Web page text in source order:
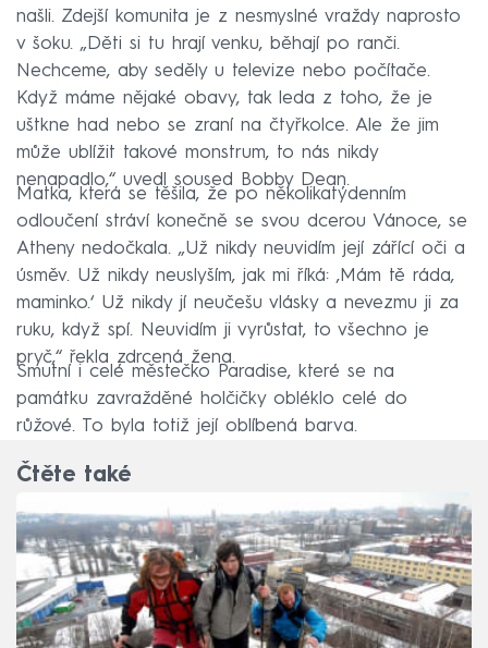
našli. Zdejší komunita je z nesmyslné vraždy naprosto
v šoku. „Děti si tu hrají venku, běhají po ranči.
Nechceme, aby seděly u televize nebo počítače.
Když máme nějaké obavy, tak leda z toho, že je
uštkne had nebo se zraní na čtyřkolce. Ale že jim
může ublížit takové monstrum, to nás nikdy
nenapadlo,“ uvedl soused Bobby Dean.
Matka, která se těšila, že po několikatýdenním
odloučení stráví konečně se svou dcerou Vánoce, se
Atheny nedočkala. „Už nikdy neuvidím její zářící oči a
úsměv. Už nikdy neuslyším, jak mi říká: ‚Mám tě ráda,
maminko.‘ Už nikdy jí neučešu vlásky a nevezmu ji za
ruku, když spí. Neuvidím ji vyrůstat, to všechno je
pryč,“ řekla zdrcená žena.
Smutní i celé městečko Paradise, které se na
památku zavražděné holčičky obléklo celé do
růžové. To byla totiž její oblíbená barva.
Čtěte také